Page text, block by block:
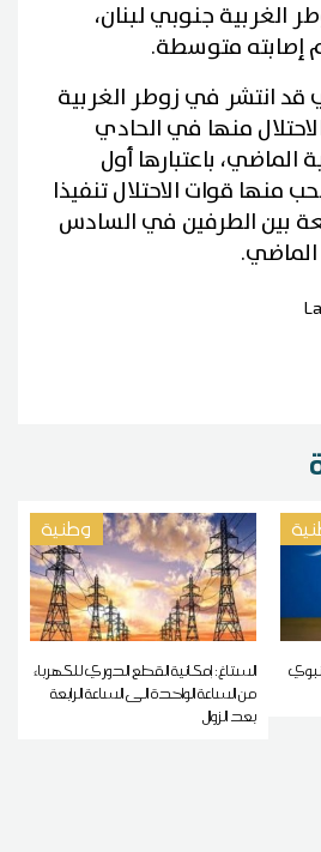
الغربية جنوبي لبنان،
إصابته متوسطة.
قد انتشر في زوطر الغربية
منها في الحادي
باعتبارها أول
منها قوات الاحتلال تنفيذا
بين الطرفين في السادس
وطنية
الستاغ: إمكانية القطع الدوري للكهرباء
من الساعة الواحدة الى الساعة الرابعة
بعد الزوال